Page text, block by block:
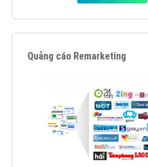
Quảng cáo Remarketing